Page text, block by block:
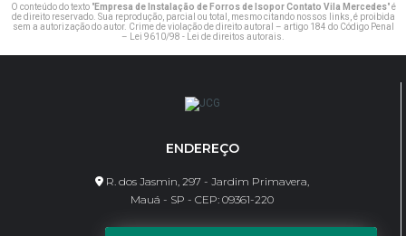
O conteúdo do texto "Empresa de Instalação de Forros de Isopor Contato Vila Mercedes" é
de direito reservado. Sua reprodução, parcial ou total, mesmo citando nossos links, é proibida
sem a autorização do autor. Crime de violação de direito autoral – artigo 184 do Código Penal
–
Lei 9610/98 - Lei de direitos autorais
ENDEREÇO
R. dos Jasmin, 297 - Jardim Primavera,
Mauá - SP - CEP: 09361-220